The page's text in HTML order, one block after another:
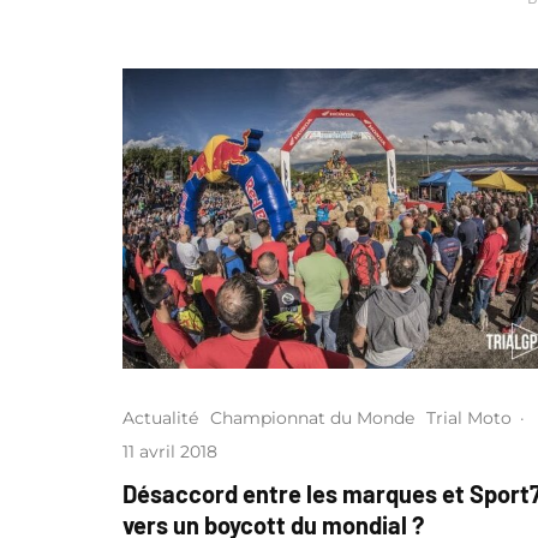
Actualité Championnat du Monde Trial Moto ·
11 avril 2018
Désaccord entre les marques et
vers un boycott du mondial ?